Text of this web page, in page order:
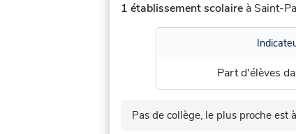
1 établissement scolaire à Saint-
Part d'élèves
Pas de collège, le plus proche est à